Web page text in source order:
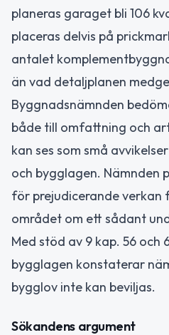
planeras garaget bli 106
placeras delvis på
antalet
än vad detaljplanen
Byggnadsnämnden
både till omfattning och
kan ses som små
och bygglagen. Nämnden
för prejudicerande verkan
området om ett sådant
Med stöd av 9 kap. 56 och
bygglagen konstaterar
bygglov inte kan beviljas.
Sökandens argument